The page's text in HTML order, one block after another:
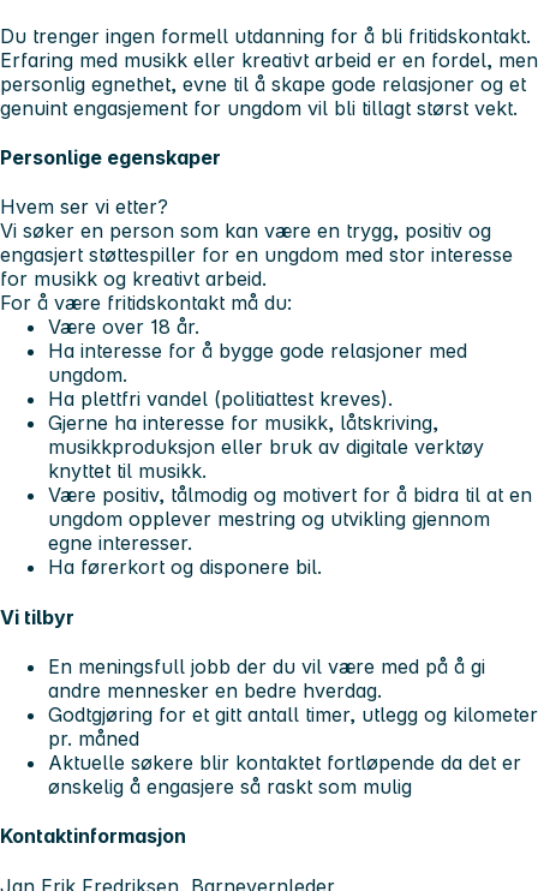
Du trenger ingen formell utdanning for å bli fritidskontakt.
Erfaring med musikk eller kreativt arbeid er en fordel, men
personlig egnethet, evne til å skape gode relasjoner og et
genuint engasjement for ungdom vil bli tillagt størst vekt.
Personlige egenskaper
Hvem ser vi etter?
Vi søker en person som kan være en trygg, positiv og
engasjert støttespiller for en ungdom med stor interesse
for musikk og kreativt arbeid.
For å være fritidskontakt må du:
Være over 18 år.
Ha interesse for å bygge gode relasjoner med
ungdom.
Ha plettfri vandel (politiattest kreves).
Gjerne ha interesse for musikk, låtskriving,
musikkproduksjon eller bruk av digitale verktøy
knyttet til musikk.
Være positiv, tålmodig og motivert for å bidra til at en
ungdom opplever mestring og utvikling gjennom
egne interesser.
Ha førerkort og disponere bil.
Vi tilbyr
En meningsfull jobb der du vil være med på å gi
andre mennesker en bedre hverdag.
Godtgjøring for et gitt antall timer, utlegg og kilometer
pr. måned
Aktuelle søkere blir kontaktet fortløpende da det er
ønskelig å engasjere så raskt som mulig
Kontaktinformasjon
Jan Erik Fredriksen, Barnevernleder